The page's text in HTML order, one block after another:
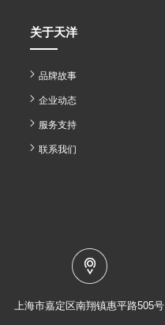
关于天洋
品牌故事
企业动态
服务支持
联系我们
上海市嘉定区南翔镇惠平路505号